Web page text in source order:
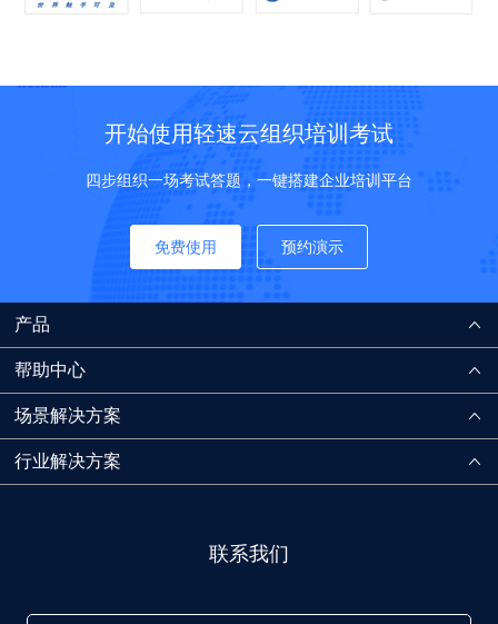
开始使用轻速云组织培训考试
四步组织一场考试答题，一键搭建企业培训平台
免费使用 预约演示
产品
帮助中心
场景解决方案
行业解决方案
联系我们